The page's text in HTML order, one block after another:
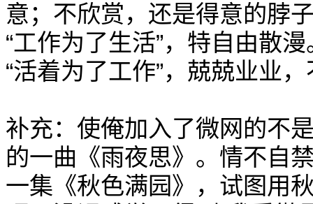
意；不欣赏，还是得意的脖
“工作为了生活”，特自由散
“活着为了工作”，兢兢业业
补充：使俺加入了微网的不
的一曲《雨夜思》。情不自
一集《秋色满园》，试图用